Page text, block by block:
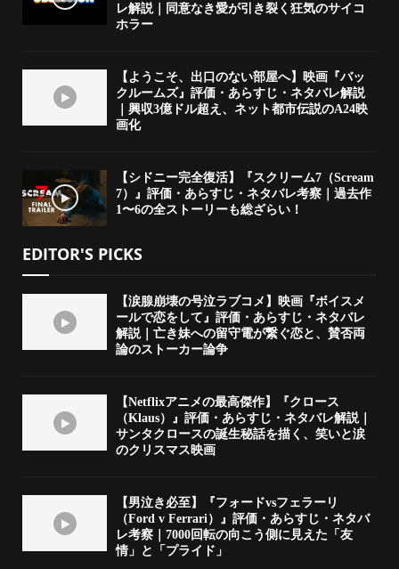
レ解説｜同意なき愛が引き裂く狂気のサイコ
ホラー
【ようこそ、出口のない部屋へ】映画『バッ
クルームズ』評価・あらすじ・ネタバレ解説
｜興収3億ドル超え、ネット都市伝説のA24映
画化
【シドニー完全復活】『スクリーム7（Scream
7）』評価・あらすじ・ネタバレ考察｜過去作
1〜6の全ストーリーも総ざらい！
EDITOR'S PICKS
【涙腺崩壊の号泣ラブコメ】映画『ボイスメ
ールで恋をして』評価・あらすじ・ネタバレ
解説｜亡き妹への留守電が繋ぐ恋と、賛否両
論のストーカー論争
【Netflixアニメの最高傑作】『クロース
（Klaus）』評価・あらすじ・ネタバレ解説｜
サンタクロースの誕生秘話を描く、笑いと涙
のクリスマス映画
【男泣き必至】『フォードvsフェラーリ
（Ford v Ferrari）』評価・あらすじ・ネタバ
レ考察｜7000回転の向こう側に見えた「友
情」と「プライド」